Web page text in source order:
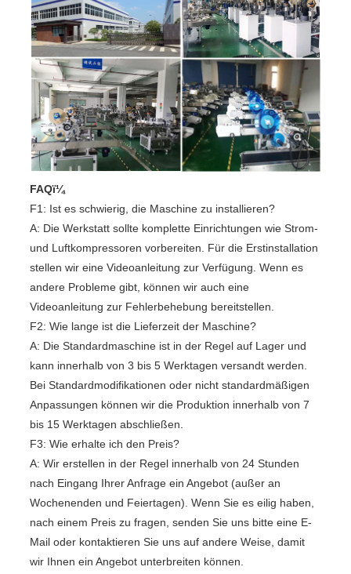
FAQï¼
F1: Ist es schwierig, die Maschine zu installieren?
A: Die Werkstatt sollte komplette Einrichtungen wie Strom-
und Luftkompressoren vorbereiten. Für die Erstinstallation
stellen wir eine Videoanleitung zur Verfügung. Wenn es
andere Probleme gibt, können wir auch eine
Videoanleitung zur Fehlerbehebung bereitstellen.
F2: Wie lange ist die Lieferzeit der Maschine?
A: Die Standardmaschine ist in der Regel auf Lager und
kann innerhalb von 3 bis 5 Werktagen versandt werden.
Bei Standardmodifikationen oder nicht standardmäßigen
Anpassungen können wir die Produktion innerhalb von 7
bis 15 Werktagen abschließen.
F3: Wie erhalte ich den Preis?
A: Wir erstellen in der Regel innerhalb von 24 Stunden
nach Eingang Ihrer Anfrage ein Angebot (außer an
Wochenenden und Feiertagen). Wenn Sie es eilig haben,
nach einem Preis zu fragen, senden Sie uns bitte eine E-
Mail oder kontaktieren Sie uns auf andere Weise, damit
wir Ihnen ein Angebot unterbreiten können.